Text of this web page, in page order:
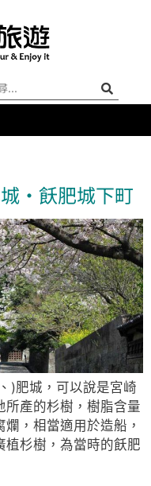
‧飫肥城下町
)肥城，可以說是宮崎
所產的杉樹，樹脂含量
，相當適用於造船，
植杉樹，為當時的飫肥